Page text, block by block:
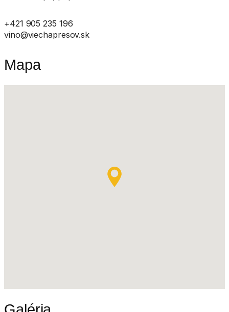
+421 905 235 196
vino@viechapresov.sk
Mapa